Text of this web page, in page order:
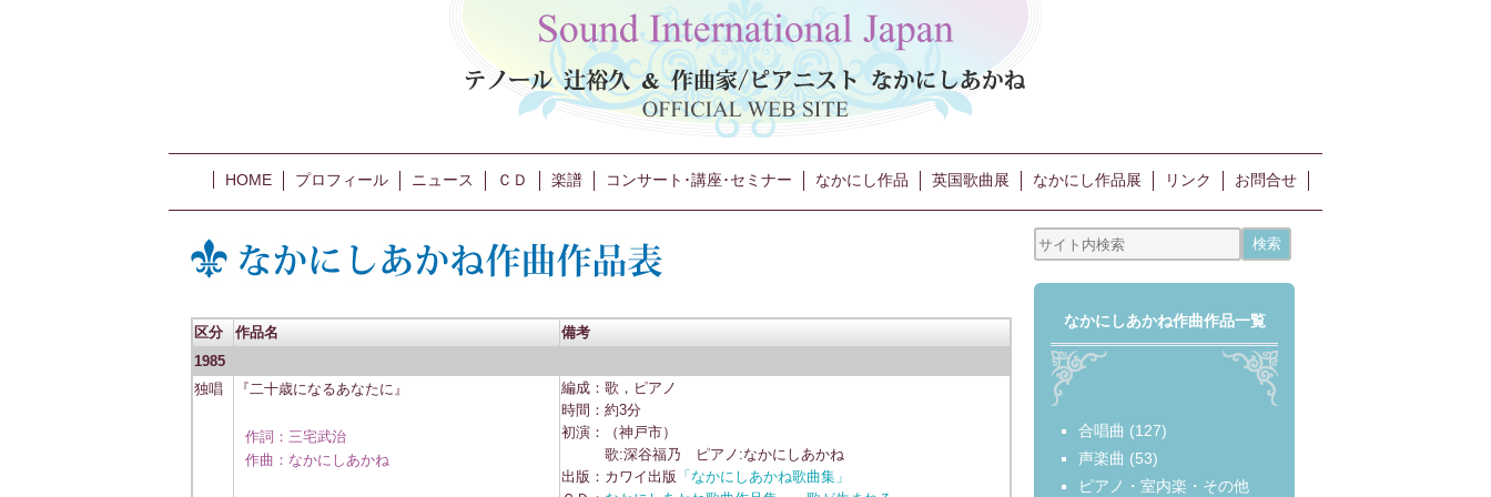
HOME プロフィール ニュース ＣＤ 楽譜 コンサート･講座･セミナー なかにし作品 英国歌曲展 なかにし作品展 リンク お問合せ
区分 作品名
備考
1985
独唱
『二十歳になるあなたに』
編成：歌，ピアノ
時間：約3分
初演：（神戸市）
歌:深谷福乃 ピアノ:なかにしあかね
出版：カワイ出版 「なかにしあかね歌曲集」
作詞：三宅武治
作曲：なかにしあかね
なかにしあかね作曲作品一覧
合唱曲 (127)
声楽曲 (53)
ピアノ・室内楽・その他